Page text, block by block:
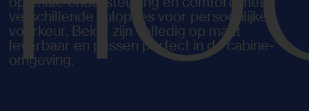
verschillende vulopties voor persoonlijke
voorkeur. Beide zijn volledig op maat
leverbaar en passen perfect in de cabine-
omgeving.